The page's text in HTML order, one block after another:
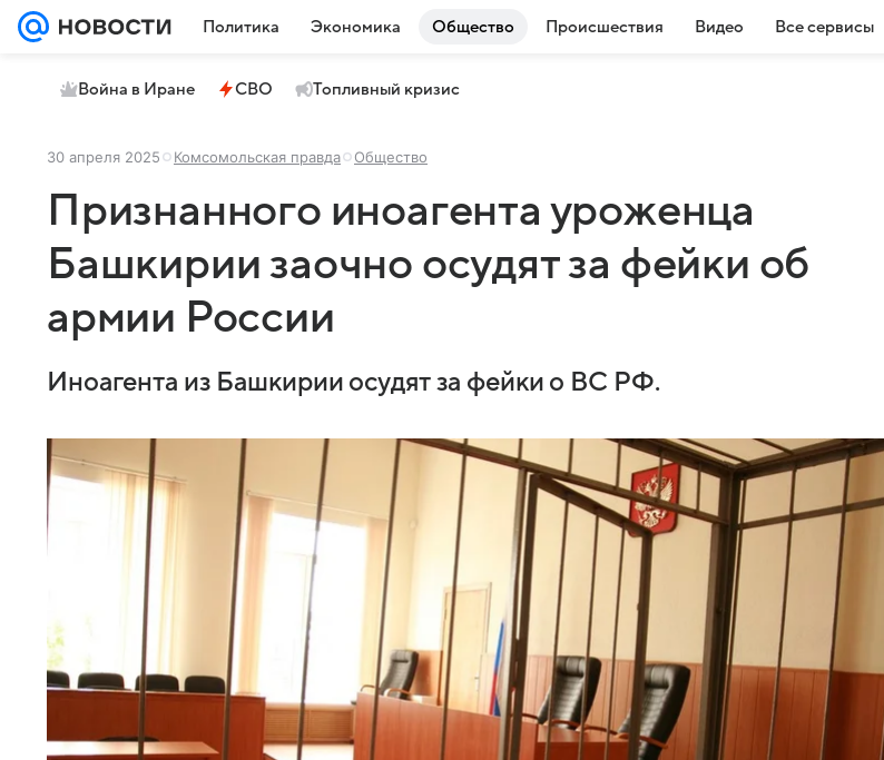
Политика Экономика Общество Происшествия Видео Все сервисы
Война в Иране СВО Топливный кризис
30 апреля 2025 Комсомольская правда Общество
Признанного иноагента уроженца
Башкирии заочно осудят за фейки об
армии России
Иноагента из Башкирии осудят за фейки о ВС РФ.